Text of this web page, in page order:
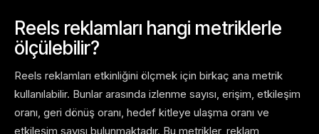
Reels reklamları hangi metriklerle
ölçülebilir?
Reels reklamları etkinliğini ölçmek için birkaç ana metrik
kullanılabilir. Bunlar arasında izlenme sayısı, erişim, etkileşim
oranı, geri dönüş oranı, hedef kitleye ulaşma oranı ve
etkileşim sayısı bulunmaktadır. Bu metrikler, reklam